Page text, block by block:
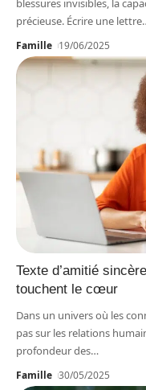
blessures invisibles, la
précieuse. Écrire une lettre
Famille 19/06/2025
Texte d’amitié
touchent le cœur
Dans un univers où les
pas sur les relations
profondeur des…
Famille 30/05/2025